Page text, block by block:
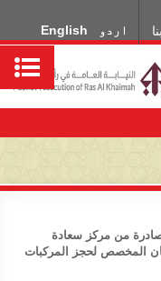
اردو English
من مركز سعادة
المخصص لحجز المركبات